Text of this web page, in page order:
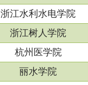
浙江水利水电学院
浙江树人学院
杭州医学院
丽水学院